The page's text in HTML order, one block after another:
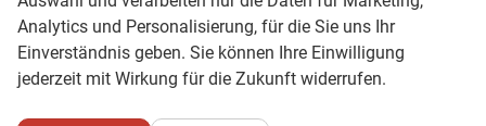
Isofix-Vorbereitung auf den äußeren Rücksitzen, inklusive Top-
Tether
vorhanden
Kopfairbags
vorhanden
Lane Assist
Seitenairbags vorne und hinten
Analytics und Personalisierung, für die Sie uns Ihr
Einverständnis geben. Sie können Ihre Einwilligung
jederzeit mit Wirkung für die Zukunft widerrufen.